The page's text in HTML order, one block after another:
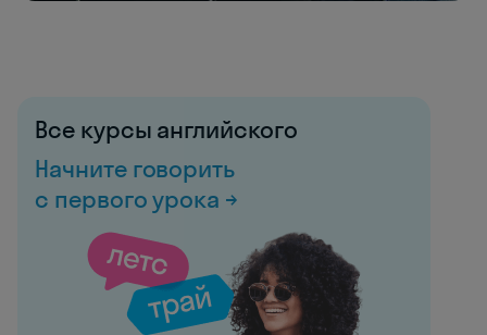
Все курсы английского
Начните говорить
с первого урока →